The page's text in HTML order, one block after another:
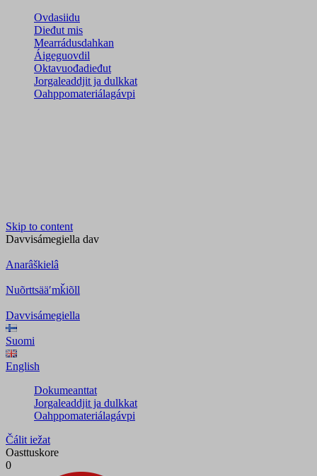
Ovdasiidu
Dieđut mis
Mearrádusdahkan
Áigeguovdil
Oktavuođadieđut
Jorgaleaddjit ja dulkkat
Oahppomateriálagávpi
Skip to content
Davvisámegiella dav
Anarâškielâ
Nuõrttsääʹmǩiõll
Davvisámegiella
Suomi
English
Dokumeanttat
Jorgaleaddjit ja dulkkat
Oahppomateriálagávpi
Čálit iežat
Oasttuskore
0